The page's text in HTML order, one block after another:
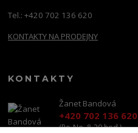
Tel.: +420 702 136 620
KONTAKTY NA PRODEJNY
KONTAKTY
Žanet Bandová
+420 702 136 620
(Po-Ne, 8-20 hod.)